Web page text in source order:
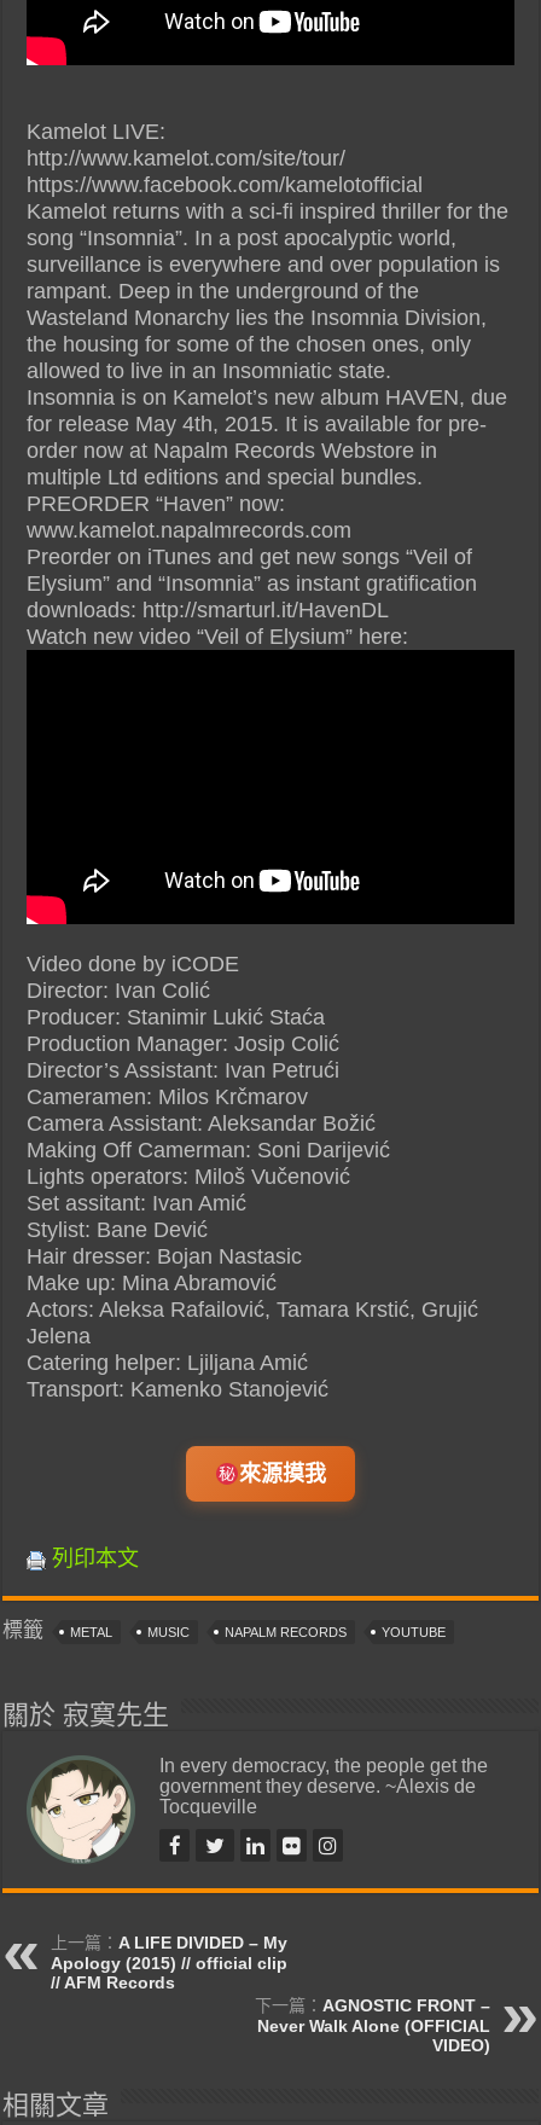
Kamelot LIVE:
http://www.kamelot.com/site/tour/
https://www.facebook.com/kamelotofficial
Kamelot returns with a sci-fi inspired thriller for the
song “Insomnia”. In a post apocalyptic world,
surveillance is everywhere and over population is
rampant. Deep in the underground of the
Wasteland Monarchy lies the Insomnia Division,
the housing for some of the chosen ones, only
allowed to live in an Insomniatic state.
Insomnia is on Kamelot’s new album HAVEN, due
for release May 4th, 2015. It is available for pre-
order now at Napalm Records Webstore in
multiple Ltd editions and special bundles.
PREORDER “Haven” now:
www.kamelot.napalmrecords.com
Preorder on iTunes and get new songs “Veil of
Elysium” and “Insomnia” as instant gratification
downloads: http://smarturl.it/HavenDL
Watch new video “Veil of Elysium” here:
Video done by iCODE
Director: Ivan Colić
Producer: Stanimir Lukić Staća
Production Manager: Josip Colić
Director’s Assistant: Ivan Petrući
Cameramen: Milos Krčmarov
Camera Assistant: Aleksandar Božić
Making Off Camerman: Soni Darijević
Lights operators: Miloš Vučenović
Set assitant: Ivan Amić
Stylist: Bane Dević
Hair dresser: Bojan Nastasic
Make up: Mina Abramović
Actors: Aleksa Rafailović, Tamara Krstić, Grujić
Jelena
Catering helper: Ljiljana Amić
Transport: Kamenko Stanojević
來源摸我
列印本文
標籤 METAL MUSIC NAPALM RECORDS YOUTUBE
關於 寂寞先生
In every democracy, the people get the
government they deserve. ~Alexis de
Tocqueville
上一篇：A LIFE DIVIDED – My
Apology (2015) // official clip
// AFM Records
下一篇： AGNOSTIC FRONT –
Never Walk Alone (OFFICIAL
VIDEO)
相關文章